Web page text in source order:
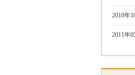
2010年
2011年